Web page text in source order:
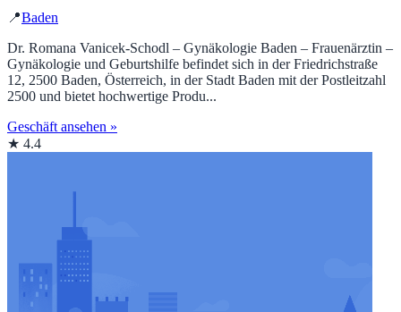
📍Baden
Dr. Romana Vanicek-Schodl – Gynäkologie Baden – Frauenärztin –
Gynäkologie und Geburtshilfe befindet sich in der Friedrichstraße
12, 2500 Baden, Österreich, in der Stadt Baden mit der Postleitzahl
2500 und bietet hochwertige Produ...
Geschäft ansehen »
★ 4.4